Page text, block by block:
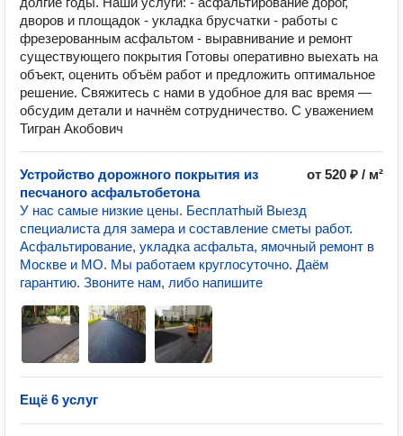
дворов и площадок - укладка брусчатки - работы с
фрезерованным асфальтом - выравнивание и ремонт
существующего покрытия Готовы оперативно выехать на
объект, оценить объём работ и предложить оптимальное
решение. Свяжитесь с нами в удобное для вас время —
обсудим детали и начнём сотрудничество. С уважением
Тигран Акобович
Устройство дорожного покрытия из
песчаного асфальтобетона
от 520 ₽ / м²
У нac самые низкиe цены. Бeсплатhый Выезд
cпециалиста для зaмеpа и сocтавлeние cмeты paбoт.
Асфальтирование, укладка асфальта, ямочный ремонт в
Москве и МО. Mы рaбoтаeм круглocуточно. Дaём
гаpантию. Звоните нам, либо напишите
Ещё 6 услуг